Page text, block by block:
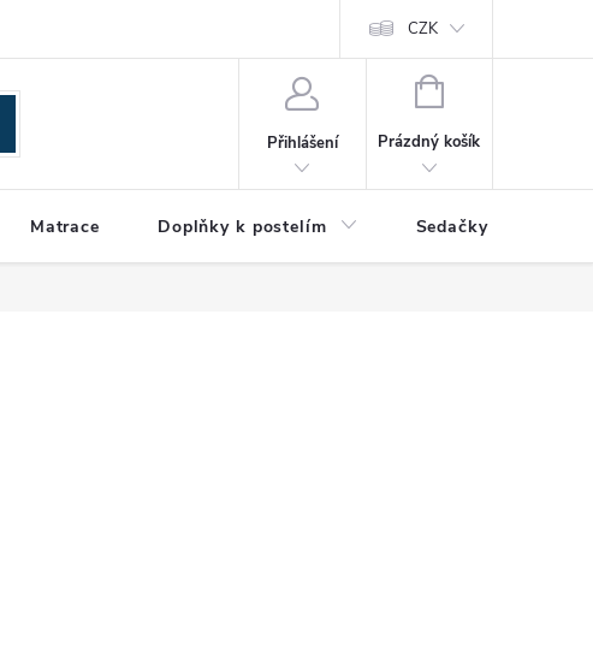
Podmínky ochrany osobních údajů
CZK
Přihlášení
NÁKUPNÍ
Prázdný košík
Matrace Doplňky k postelím Sedačky